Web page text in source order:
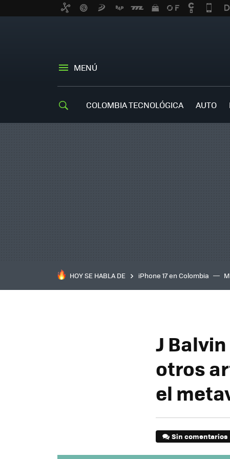
MENÚ
COLOMBIA TECNOLÓGICA AUTO
HOY SE HABLA DE iPhone 17 en Colombia
inteligente
IA TCL
J
otros
el
Sin comentarios